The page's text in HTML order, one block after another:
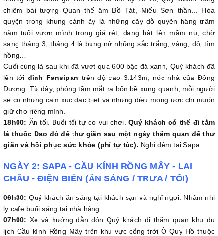
chiêm bái tượng Quan thế âm Bồ Tát, Miếu Sơn thần... Hòa
quyện trong khung cảnh ấy là những cây đỗ quyên hàng trăm
năm tuổi vươn mình trong giá rét, đang bật lên mầm nụ, chờ
sang tháng 3, tháng 4 là bung nở những sắc trắng, vàng, đỏ, tím
hồng…
Cuối cùng là sau khi đã vượt qua 600 bậc đá xanh, Quý khách đã
lên tới đỉnh Fansipan trên độ cao 3.143m, nóc nhà của Đông
Dương. Từ đây, phóng tầm mắt ra bốn bề xung quanh, mỗi người
sẽ có những cảm xúc đặc biệt và những điều mong ước chỉ muốn
giữ cho riêng mình.
18h00: Ăn tối. Buổi tối tự do vui chơi. Quý khách có thể đi tắm
lá thuốc Dao đỏ để thư giãn sau một ngày thăm quan để thư
giãn và hồi phục sức khỏe (phí tự túc). Nghỉ đêm tại Sapa.
NGÀY 2: SAPA - CẦU KÍNH RỒNG MÂY - LAI
CHÂU - ĐIỆN BIÊN (ĂN SÁNG / TRƯA / TỐI)
06h30:Quý khách ăn sáng tại khách sạn và nghỉ ngơi. Nhâm nhi
ly cafe buổi sáng tại nhà hàng.
07h00: Xe và hướng dẫn đón Quý khách đi thăm quan khu du
lịch Cầu kính Rồng Mây trên khu vực cổng trời Ô Quy Hồ thuộc